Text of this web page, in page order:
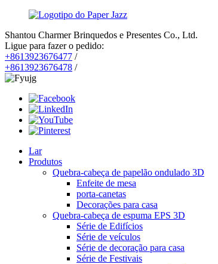
Shantou Charmer Brinquedos e Presentes Co., Ltd.
Ligue para fazer o pedido:
+8613923676477 /
+8613923676478 /
Lar
Produtos
Quebra-cabeça de papelão ondulado 3D
Enfeite de mesa
porta-canetas
Decorações para casa
Quebra-cabeça de espuma EPS 3D
Série de Edifícios
Série de veículos
Série de decoração para casa
Série de Festivais